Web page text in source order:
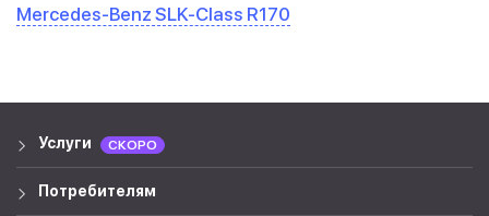
Mercedes-Benz SLK-Class R170
Услуги СКОРО
Потребителям